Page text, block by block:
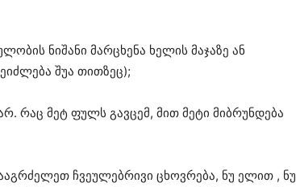
ნიშანი მარცხენა ხელის მაჯაზე ან
შუა თითზეც);
რაც მეტ ფულს გავცემ, მით მეტი მიბრუნდება
ჩვეულებრივი ცხოვრება, ნუ ელით , ნუ